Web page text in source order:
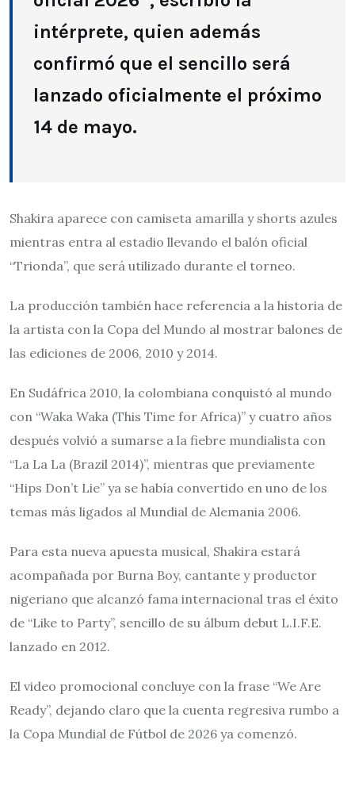
intérprete, quien además
confirmó que el sencillo será
lanzado oficialmente el próximo
14 de mayo.
Shakira aparece con camiseta amarilla y shorts azules
mientras entra al estadio llevando el balón oficial
“Trionda”, que será utilizado durante el torneo.
La producción también hace referencia a la historia de
la artista con la Copa del Mundo al mostrar balones de
las ediciones de 2006, 2010 y 2014.
En Sudáfrica 2010, la colombiana conquistó al mundo
con “Waka Waka (This Time for Africa)” y cuatro años
después volvió a sumarse a la fiebre mundialista con
“La La La (Brazil 2014)”, mientras que previamente
“Hips Don’t Lie” ya se había convertido en uno de los
temas más ligados al Mundial de Alemania 2006.
Para esta nueva apuesta musical, Shakira estará
acompañada por Burna Boy, cantante y productor
nigeriano que alcanzó fama internacional tras el éxito
de “Like to Party”, sencillo de su álbum debut L.I.F.E.
lanzado en 2012.
El video promocional concluye con la frase “We Are
Ready”, dejando claro que la cuenta regresiva rumbo a
la Copa Mundial de Fútbol de 2026 ya comenzó.